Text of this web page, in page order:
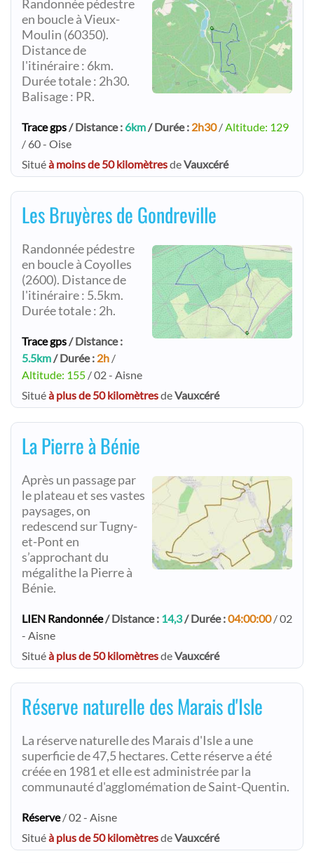
Randonnée pédestre
en boucle à Vieux-
Moulin (60350).
Distance de
l'itinéraire : 6km.
Durée totale : 2h30.
Balisage : PR.
Trace gps/ Distance : 6km/ Durée : 2h30/Altitude: 129
/ 60 - Oise
Situéà moins de 50 kilomètresdeVauxcéré
Les Bruyères de Gondreville
Randonnée pédestre
en boucle à Coyolles
(2600). Distance de
l'itinéraire : 5.5km.
Durée totale : 2h.
Trace gps/ Distance :
5.5km/ Durée : 2h /
Altitude: 155 / 02 - Aisne
Situéà plus de 50 kilomètresdeVauxcéré
La Pierre à Bénie
Après un passage par
le plateau et ses vastes
paysages, on
redescend sur Tugny-
et-Pont en
s’approchant du
mégalithe la Pierre à
Bénie.
LIEN Randonnée/ Distance : 14,3/ Durée :04:00:00/ 02
- Aisne
Situéà plus de 50 kilomètresdeVauxcéré
Réserve naturelle des Marais d'Isle
La réserve naturelle des Marais d'Isle a une
superficie de 47,5 hectares. Cette réserve a été
créée en 1981 et elle est administrée par la
communauté d'agglomémation de Saint-Quentin.
Réserve/ 02 - Aisne
Situéà plus de 50 kilomètresdeVauxcéré